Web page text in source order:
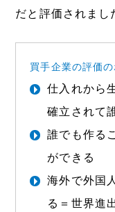
だと評価されまし
買手企業の評価の
仕入れから
確立されて
誰でも作る
ができる
海外で外国
る＝世界進